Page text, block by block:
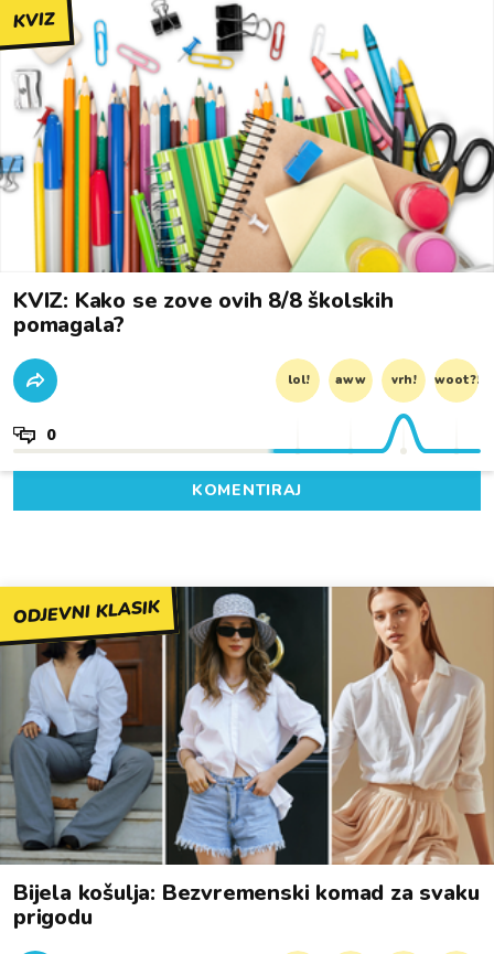
KVIZ
KVIZ: Kako se zove ovih 8/8 školskih
pomagala?
lol! aww vrh! woot?!
0
KOMENTIRAJ
ODJEVNI KLASIK
Bijela košulja: Bezvremenski komad za svaku
prigodu